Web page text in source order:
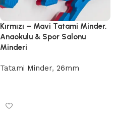
Kırmızı – Mavi Tatami Minder,
Anaokulu & Spor Salonu
Minderi
Tatami Minder, 26mm